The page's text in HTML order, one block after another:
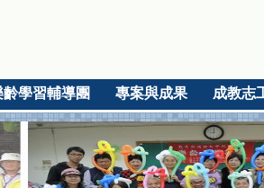
學習輔導團 專案與成果 成教志